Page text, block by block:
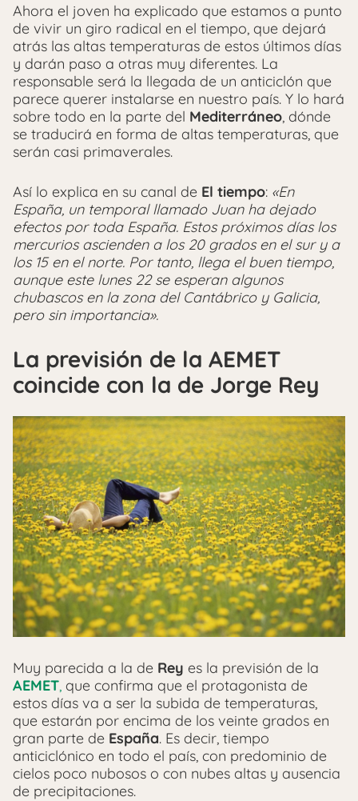
Ahora el joven ha explicado que estamos a punto
de vivir un giro radical en el tiempo, que dejará
atrás las altas temperaturas de estos últimos días
y darán paso a otras muy diferentes. La
responsable será la llegada de un anticiclón que
parece querer instalarse en nuestro país. Y lo hará
sobre todo en la parte del Mediterráneo, dónde
se traducirá en forma de altas temperaturas, que
serán casi primaverales.
Así lo explica en su canal de El tiempo: «En
España, un temporal llamado Juan ha dejado
efectos por toda España. Estos próximos días los
mercurios ascienden a los 20 grados en el sur y a
los 15 en el norte. Por tanto, llega el buen tiempo,
aunque este lunes 22 se esperan algunos
chubascos en la zona del Cantábrico y Galicia,
pero sin importancia».
La previsión de la AEMET
coincide con la de Jorge Rey
Muy parecida a la de Rey es la previsión de la
AEMET que confirma que el protagonista de
estos días va a ser la subida de temperaturas,
que estarán por encima de los veinte grados en
gran parte de España. Es decir, tiempo
anticiclónico en todo el país, con predominio de
cielos poco nubosos o con nubes altas y ausencia
de precipitaciones.